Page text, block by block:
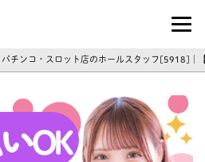
パチンコ求人・転職ならパチンコヒーロ
パチンコ・スロット店のホールスタッフ[5918]